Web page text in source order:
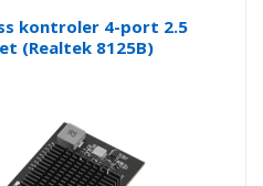
kontroler 4-port 2.5
(Realtek 8125B)